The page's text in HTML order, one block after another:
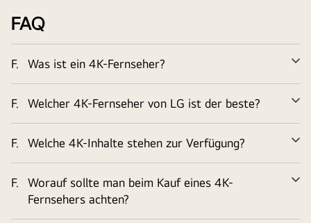
FAQ
F. Was ist ein 4K-Fernseher?
F. Welcher 4K-Fernseher von LG ist der beste?
F. Welche 4K-Inhalte stehen zur Verfügung?
F.
Worauf sollte man beim Kauf eines 4K-
Fernsehers achten?